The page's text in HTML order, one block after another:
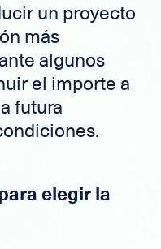
un proyecto
más
algunos
el importe a
futura
elegir la